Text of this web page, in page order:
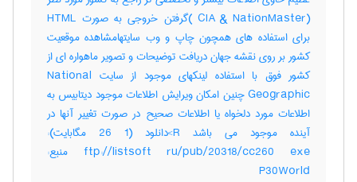
(CIA & NationMaster )گرفتن خروجی به صورت HTML
برای استفاده های همچون چاپ و وب سایتهامشاهده موقعیت
کشور بر روی نقشه جهان دریافت توضیحات و تصویر ماهواره ای از
کشور فوق با استفاده لینکهای موجود از سایت National
Geographic چنین امکان ویرایش اطلاعات موجود دیتابیس به
اطلاعات مورد دلخواه یا اطلاعات صحیح در صورت تغییر آنها در
آینده موجود می باشد R>دانلود (1 26 مگابایت):
ftp://listsoft ru/pub/20318/cc260 exe منبع:
P30World